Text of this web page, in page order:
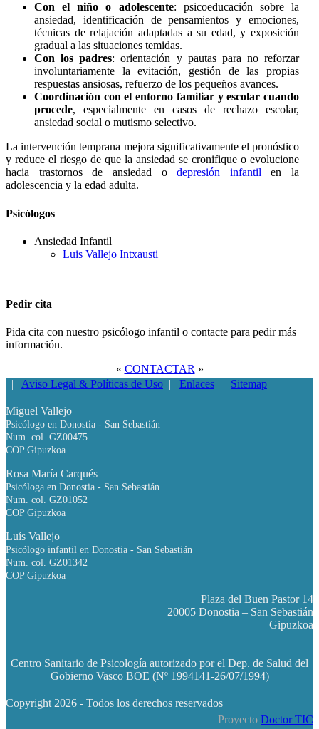
Con el niño o adolescente: psicoeducación sobre la
ansiedad, identificación de pensamientos y emociones,
técnicas de relajación adaptadas a su edad, y exposición
gradual a las situaciones temidas.
Con los padres: orientación y pautas para no reforzar
involuntariamente la evitación, gestión de las propias
respuestas ansiosas, refuerzo de los pequeños avances.
Coordinación con el entorno familiar y escolar cuando
procede, especialmente en casos de rechazo escolar,
ansiedad social o mutismo selectivo.
La intervención temprana mejora significativamente el pronóstico
y reduce el riesgo de que la ansiedad se cronifique o evolucione
hacia trastornos de ansiedad odepresión infantil en la
adolescencia y la edad adulta.
Psicólogos
Ansiedad Infantil
Luis Vallejo Intxausti
Pedir cita
Pida cita con nuestro psicólogo infantil o contacte para pedir más
información.
« CONTACTAR »
| Aviso Legal & Políticas de Uso | Enlaces | Sitemap
Miguel Vallejo
Psicólogo en Donostia - San Sebastián
Num. col. GZ00475
COP Gipuzkoa
Rosa María Carqués
Psicóloga en Donostia - San Sebastián
Num. col. GZ01052
COP Gipuzkoa
Luís Vallejo
Psicólogo infantil en Donostia - San Sebastián
Num. col. GZ01342
COP Gipuzkoa
Plaza del Buen Pastor 14
20005 Donostia – San Sebastián
Gipuzkoa
Centro Sanitario de Psicología autorizado por el Dep. de Salud del
Gobierno Vasco BOE (Nº 1994141-26/07/1994)
Copyright 2026 - Todos los derechos reservados
Proyecto Doctor TIC